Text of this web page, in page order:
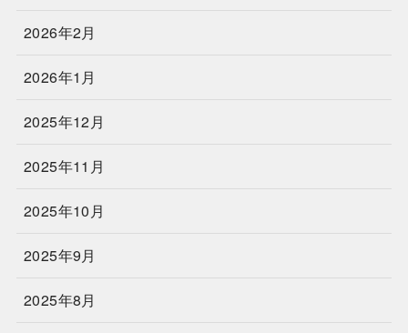
2026年2月
2026年1月
2025年12月
2025年11月
2025年10月
2025年9月
2025年8月